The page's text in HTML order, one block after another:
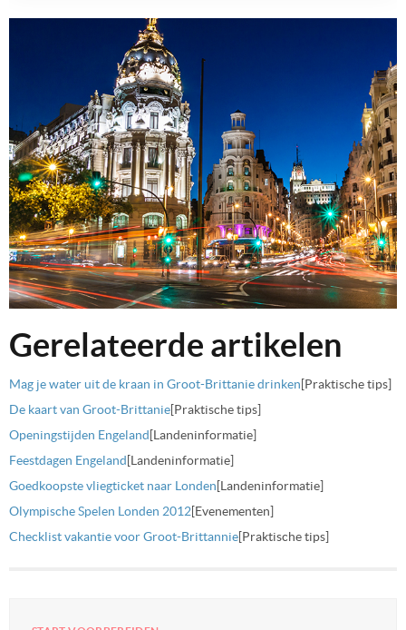
Gerelateerde artikelen
Mag je water uit de kraan in Groot-Brittanie drinken[Praktische tips]
De kaart van Groot-Brittanie[Praktische tips]
Openingstijden Engeland[Landeninformatie]
Feestdagen Engeland[Landeninformatie]
Goedkoopste vliegticket naar Londen[Landeninformatie]
Olympische Spelen Londen 2012[Evenementen]
Checklist vakantie voor Groot-Brittannie[Praktische tips]